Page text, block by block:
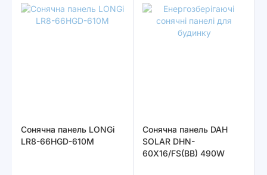
Сонячна панель LONGi
LR8-66HGD-610M
Сонячна панель DAH
SOLAR DHN-
60X16/FS(BB) 490W